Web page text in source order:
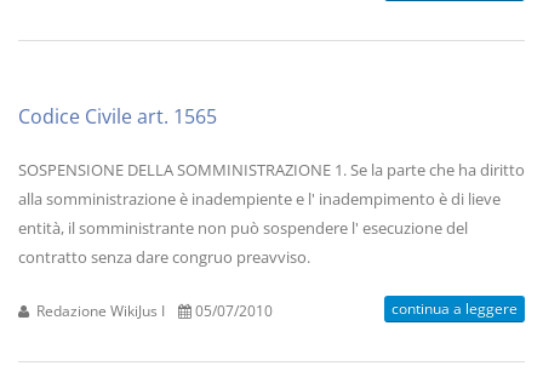
Codice Civile art. 1565
SOSPENSIONE DELLA SOMMINISTRAZIONE 1. Se la parte che ha diritto
alla somministrazione è inadempiente e l' inadempimento è di lieve
entità, il somministrante non può sospendere l' esecuzione del
contratto senza dare congruo preavviso.
Redazione WikiJus I 05/07/2010 continua a leggere